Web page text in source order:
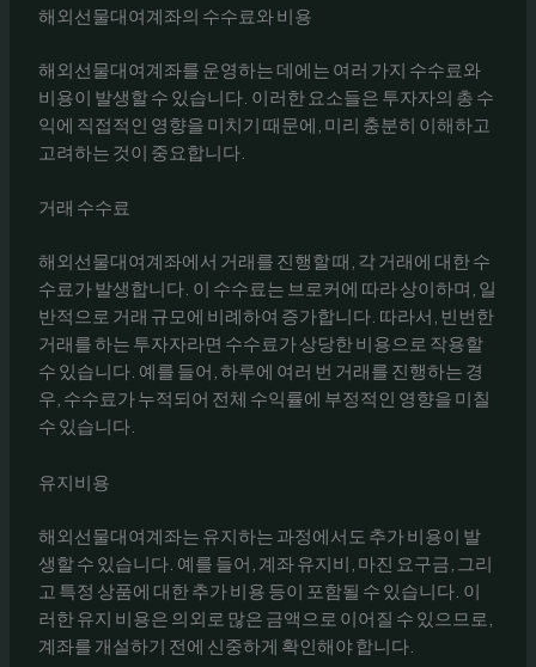
해외선물대여계좌의 수수료와 비용
해외선물대여계좌를 운영하는 데에는 여러 가지 수수료와
비용이 발생할 수 있습니다. 이러한 요소들은 투자자의 총 수
익에 직접적인 영향을 미치기 때문에, 미리 충분히 이해하고
고려하는 것이 중요합니다.
거래 수수료
해외선물대여계좌에서 거래를 진행할 때, 각 거래에 대한 수
수료가 발생합니다. 이 수수료는 브로커에 따라 상이하며, 일
반적으로 거래 규모에 비례하여 증가합니다. 따라서, 빈번한
거래를 하는 투자자라면 수수료가 상당한 비용으로 작용할
수 있습니다. 예를 들어, 하루에 여러 번 거래를 진행하는 경
우, 수수료가 누적되어 전체 수익률에 부정적인 영향을 미칠
수 있습니다.
유지비용
해외선물대여계좌는 유지하는 과정에서도 추가 비용이 발
생할 수 있습니다. 예를 들어, 계좌 유지비, 마진 요구금, 그리
고 특정 상품에 대한 추가 비용 등이 포함될 수 있습니다. 이
러한 유지 비용은 의외로 많은 금액으로 이어질 수 있으므로,
계좌를 개설하기 전에 신중하게 확인해야 합니다.